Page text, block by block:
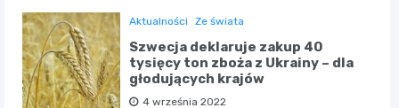
Aktualności Ze świata
Szwecja deklaruje zakup 40
tysięcy ton zboża z Ukrainy – dla
głodujących krajów
4 września 2022